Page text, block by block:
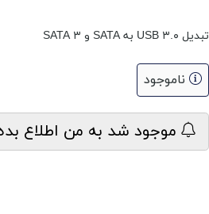
تبدیل USB ۳.۰ به SATA و SATA ۳
ناموجود
موجود شد به من اطلاع